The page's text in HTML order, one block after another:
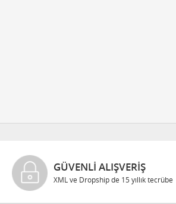
GÜVENLI ALIŞVERIŞ
XML ve Dropship de 15 yıllık tecrübe